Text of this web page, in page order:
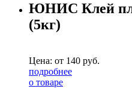
ЮНИС Клей
(5кг)
Цена: от 140 руб.
подробнее
о товаре